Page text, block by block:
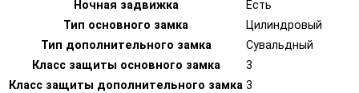
Ночная задвижка
Есть
Тип основного замка
Цилиндровый
Тип дополнительного замка
Сувальдный
Класс защиты основного замка
3
Класс защиты дополнительного замка 3